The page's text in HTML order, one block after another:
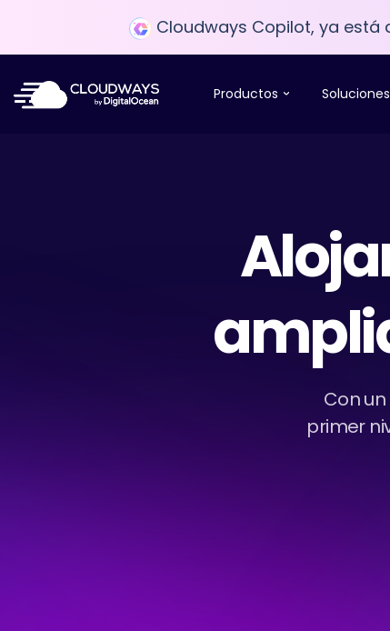
Cloudways Copilot, ya está
Productos Soluciones
Con
primer